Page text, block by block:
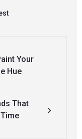
Your
Hue
That